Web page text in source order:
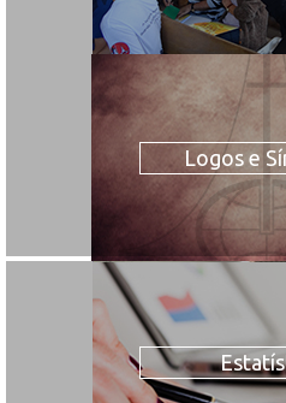
Logos e